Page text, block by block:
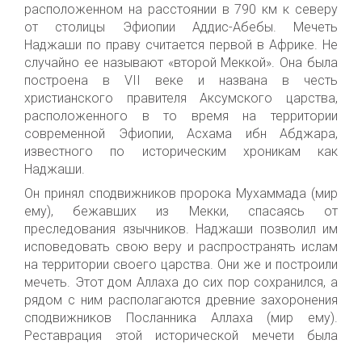
расположенном на расстоянии в 790 км к северу
от столицы Эфиопии Аддис-Абебы. Мечеть
Наджаши по праву считается первой в Африке. Не
случайно ее называют «второй Меккой». Она была
построена в VII веке и названа в честь
христианского правителяАксумского царства,
расположенного в то время на территории
современной Эфиопии, Асхама ибн Абджара,
известного по историческим хроникам как
Наджаши.
Он принял сподвижников пророка Мухаммада (мир
ему), бежавших из Мекки, спасаясь от
преследования язычников. Наджаши позволил им
исповедовать свою веру и распространять ислам
на территории своего царства. Они же и построили
мечеть. Этот дом Аллаха до сих пор сохранился, а
рядом с ним располагаются древние захоронения
сподвижников Посланника Аллаха (мир ему).
Реставрация этой исторической мечети была